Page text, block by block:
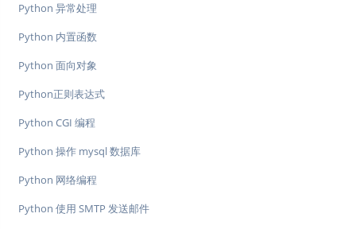
Python 异常处理
Python 内置函数
Python 面向对象
Python正则表达式
Python CGI 编程
Python 操作 mysql 数据库
Python 网络编程
Python 使用 SMTP 发送邮件